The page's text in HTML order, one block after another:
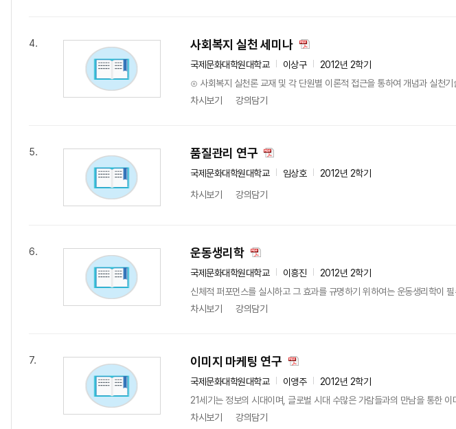
4. 사회복지 실천 세미나
국제문화대학원대학교 이상구
2012년 2학기
⊙ 사회복지 실천론 교재 및 각 단원별 이론적 접근을 통하여 개념과 실천
차시보기
강의담기
5. 품질관리 연구
국제문화대학원대학교 임상호
2012년 2학기
차시보기
강의담기
6. 운동생리학
국제문화대학원대학교 이흥진
2012년 2학기
신체적 퍼포먼스를 실시하고 그 효과를 규명하기 위하여는 운동생리학이
차시보기
강의담기
7. 이미지 마케팅 연구
국제문화대학원대학교 이앵주
2012년 2학기
21세기는 정보의 시대이며, 글로벌 시대 수많은 가람들과의 만남을 통한
차시보기
강의담기